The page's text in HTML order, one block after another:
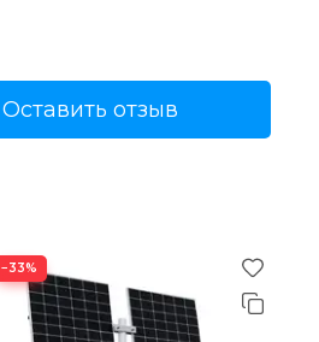
Оставить отзыв
−33%